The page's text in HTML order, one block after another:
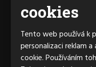
cookies
Tento web používá k
personalizaci reklam
cookie. Používáním